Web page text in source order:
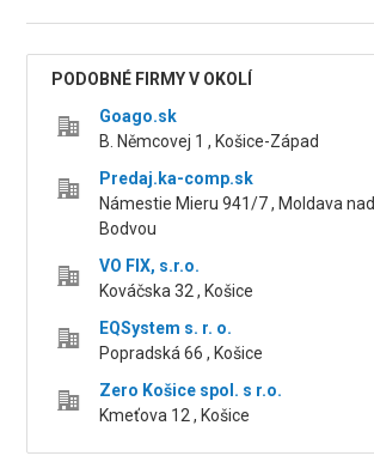
PODOBNÉ FIRMY V OKOLÍ
Goago.sk
B. Němcovej 1 , Košice-Západ
Predaj.ka-comp.sk
Námestie Mieru 941/7 , Moldava nad
Bodvou
VO FIX, s.r.o.
Kováčska 32 , Košice
EQSystem s. r. o.
Popradská 66 , Košice
Zero Košice spol. s r.o.
Kmeťova 12 , Košice